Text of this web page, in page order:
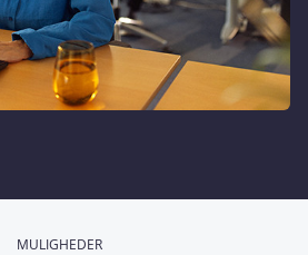
MULIGHEDER